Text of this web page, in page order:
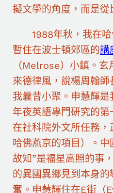
擬文學的角度，而是從
1988年秋，我在
暫住在波士頓郊區的講
（Melrose）小鎮。
來德律風，說楊周翰
我曩昔小聚。申慧輝
年夜英語專門研究的
在社科院外文所任務
哈佛燕京的項目）。
故知”是福星高照的事
的異國異鄉見到本身
奮。申慧輝住在E街